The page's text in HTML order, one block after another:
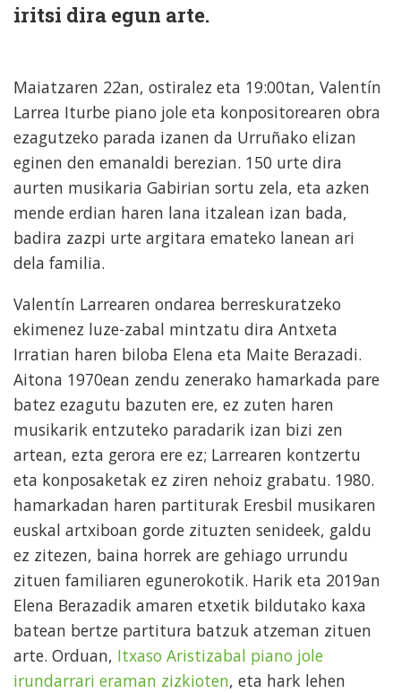
iritsi dira egun arte.
Maiatzaren 22an, ostiralez eta 19:00tan, Valentín
Larrea Iturbe piano jole eta konpositorearen obra
ezagutzeko parada izanen da Urruñako elizan
eginen den emanaldi berezian. 150 urte dira
aurten musikaria Gabirian sortu zela, eta azken
mende erdian haren lana itzalean izan bada,
badira zazpi urte argitara emateko lanean ari
dela familia.
Valentín Larrearen ondarea berreskuratzeko
ekimenez luze-zabal mintzatu dira Antxeta
Irratian haren biloba Elena eta Maite Berazadi.
Aitona 1970ean zendu zenerako hamarkada pare
batez ezagutu bazuten ere, ez zuten haren
musikarik entzuteko paradarik izan bizi zen
artean, ezta gerora ere ez; Larrearen kontzertu
eta konposaketak ez ziren nehoiz grabatu. 1980.
hamarkadan haren partiturak Eresbil musikaren
euskal artxiboan gorde zituzten senideek, galdu
ez zitezen, baina horrek are gehiago urrundu
zituen familiaren egunerokotik. Harik eta 2019an
Elena Berazadik amaren etxetik bildutako kaxa
batean bertze partitura batzuk atzeman zituen
arte. Orduan, Itxaso Aristizabal piano jole
irundarrari eraman zizkioten, eta hark lehen